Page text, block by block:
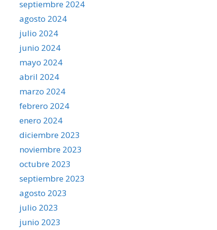
septiembre 2024
agosto 2024
julio 2024
junio 2024
mayo 2024
abril 2024
marzo 2024
febrero 2024
enero 2024
diciembre 2023
noviembre 2023
octubre 2023
septiembre 2023
agosto 2023
julio 2023
junio 2023